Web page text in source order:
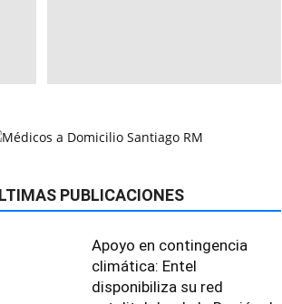
PUBLICACIONES
Apoyo en contingencia
climática: Entel
disponibiliza su red